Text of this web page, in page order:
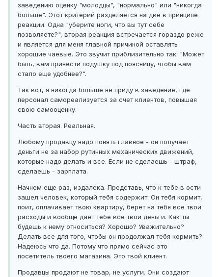
заведению оценку "молодцы", "нормально" или "никогда
больше". Этот критерий разделяется на две в принципе
реакции. Одна "уберите ноги, что вы тут себе
позволяете?", вторая реакция встречается гораздо реже
и является для меня главной причиной оставлять
хорошие чаевые. Это звучит приблизительно так: "Может
быть, вам принести подушку под поясницу, чтобы вам
стало еще удобнее?".
Так вот, я никогда больше не приду в заведение, где
персонал самореализуется за счет клиентов, повышая
свою самооценку.
Часть вторая. Реальная.
Любому продавцу надо понять главное - он получает
деньги не за набор рутинных механических движений,
которые надо делать и все. Если не сделаешь - штраф,
сделаешь - зарплата.
Начнем еще раз, издалека. Представь, что к тебе в ости
зашел человек, который тебя содержит. Он тебя кормит,
поит, оплачивает твою квартиру, берет на тебя все твои
расходы и вообще дает тебе все твои деньги. Как ты
будешь к нему относиться? Хорошо? Уважительно?
Делать все для того, чтобы он продолжал тебя кормить?
Надеюсь что да. Потому что прямо сейчас это
посетитель твоего магазина. Это твой клиент.
Продавцы продают не товар, не услуги. Они создают